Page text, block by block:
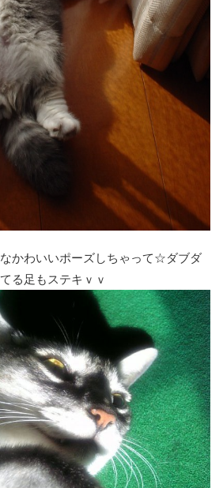
かわいいポーズしちゃって☆ダブダ
る足もステキｖｖ